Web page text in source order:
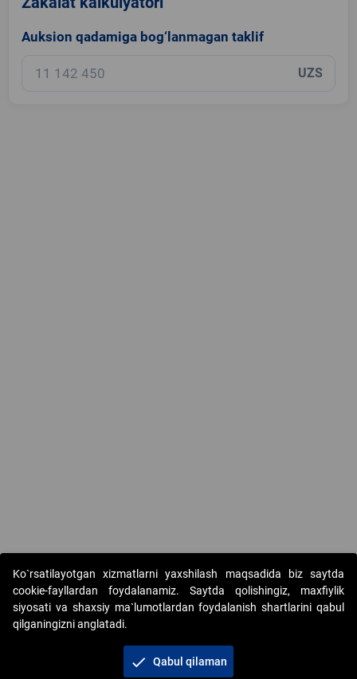
Auksion qadamiga bog‘lanmagan taklif
UZS
Copyright © 2017-2026. "Elektron onlayn-auksionlarni
tashkil etish" AJ. Barcha huquqlar himoyalangan
Ko`rsatilayotgan xizmatlarni yaxshilash maqsadida biz saytda
cookie-fayllardan foydalanamiz. Saytda qolishingiz, maxfiylik
siyosati va shaxsiy ma`lumotlardan foydalanish shartlarini qabul
qilganingizni anglatadi.
check Qabul qilaman